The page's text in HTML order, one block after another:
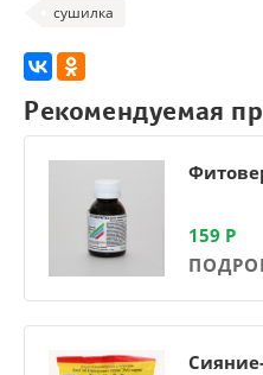
сушилка
Рекомендуемая
159 Р